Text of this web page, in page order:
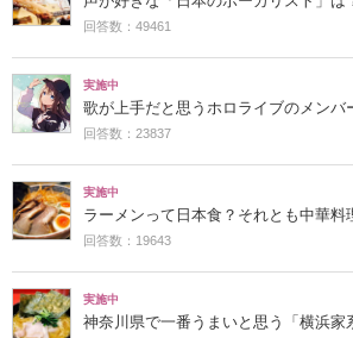
回答数：49461
実施中
歌が上手だと思うホロライブのメンバ
回答数：23837
実施中
ラーメンって日本食？それとも中華料
回答数：19643
実施中
神奈川県で一番うまいと思う「横浜家